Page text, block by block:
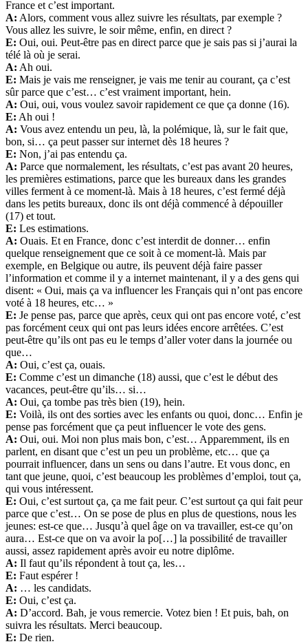
France et c’est important.
A: Alors, comment vous allez suivre les résultats, par exemple ?
Vous allez les suivre, le soir même, enfin, en direct ?
E: Oui, oui. Peut-être pas en direct parce que je sais pas si j’aurai la
télé là où je serai.
A: Ah oui.
E: Mais je vais me renseigner, je vais me tenir au courant, ça c’est
sûr parce que c’est… c’est vraiment important, hein.
A: Oui, oui, vous voulez savoir rapidement ce que ça donne (16).
E: Ah oui !
A: Vous avez entendu un peu, là, la polémique, là, sur le fait que,
bon, si… ça peut passer sur internet dès 18 heures ?
E: Non, j’ai pas entendu ça.
A: Parce que normalement, les résultats, c’est pas avant 20 heures,
les premières estimations, parce que les bureaux dans les grandes
villes ferment à ce moment-là. Mais à 18 heures, c’est fermé déjà
dans les petits bureaux, donc ils ont déjà commencé à dépouiller
(17) et tout.
E: Les estimations.
A: Ouais. Et en France, donc c’est interdit de donner… enfin
quelque renseignement que ce soit à ce moment-là. Mais par
exemple, en Belgique ou autre, ils peuvent déjà faire passer
l’information et comme il y a internet maintenant, il y a des gens qui
disent: « Oui, mais ça va influencer les Français qui n’ont pas encore
voté à 18 heures, etc… »
E: Je pense pas, parce que après, ceux qui ont pas encore voté, c’est
pas forcément ceux qui ont pas leurs idées encore arrêtées. C’est
peut-être qu’ils ont pas eu le temps d’aller voter dans la journée ou
que…
A: Oui, c’est ça, ouais.
E: Comme c’est un dimanche (18) aussi, que c’est le début des
vacances, peut-être qu’ils… si…
A: Oui, ça tombe pas très bien (19), hein.
E: Voilà, ils ont des sorties avec les enfants ou quoi, donc… Enfin je
pense pas forcément que ça peut influencer le vote des gens.
A: Oui, oui. Moi non plus mais bon, c’est… Apparemment, ils en
parlent, en disant que c’est un peu un problème, etc… que ça
pourrait influencer, dans un sens ou dans l’autre. Et vous donc, en
tant que jeune, quoi, c’est beaucoup les problèmes d’emploi, tout ça,
qui vous intéressent.
E: Oui, c’est surtout ça, ça me fait peur. C’est surtout ça qui fait peur
parce que c’est… On se pose de plus en plus de questions, nous les
jeunes: est-ce que… Jusqu’à quel âge on va travailler, est-ce qu’on
aura… Est-ce que on va avoir la po[…] la possibilité de travailler
aussi, assez rapidement après avoir eu notre diplôme.
A: Il faut qu’ils répondent à tout ça, les…
E: Faut espérer !
A: … les candidats.
E: Oui, c’est ça.
A: D’accord. Bah, je vous remercie. Votez bien ! Et puis, bah, on
suivra les résultats. Merci beaucoup.
E: De rien.